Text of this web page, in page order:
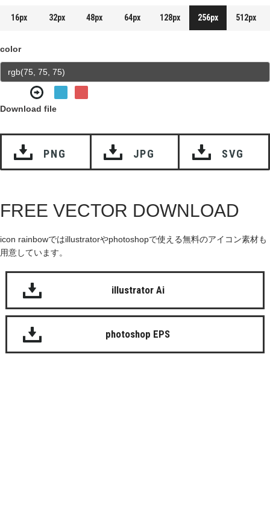
16px 32px 48px 64px 128px 256px 512px
color
Download file
PNG JPG SVG
FREE VECTOR DOWNLOAD
icon rainbowではillustratorやphotoshopで使える無料のアイコン素材も
用意しています。
illustrator Ai
photoshop EPS